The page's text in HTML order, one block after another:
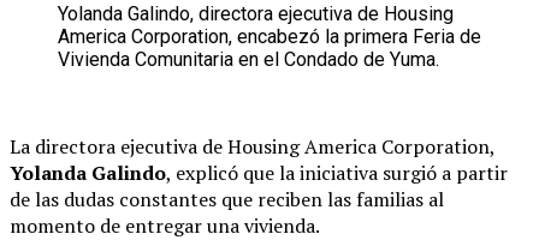
Yolanda Galindo, directora ejecutiva de Housing
America Corporation, encabezó la primera Feria de
Vivienda Comunitaria en el Condado de Yuma.
La directora ejecutiva de Housing America Corporation,
Yolanda Galindo, explicó que la iniciativa surgió a partir
de las dudas constantes que reciben las familias al
momento de entregar una vivienda.